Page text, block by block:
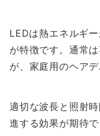
LEDは熱エネルギ
が特徴です。通常
が、家庭用のヘア
適切な波長と照射
進する効果が期待で